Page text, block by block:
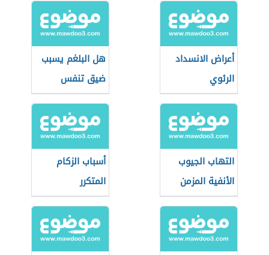
أعراض الانسداد
الرئوي
هل البلغم يسبب
ضيق تنفس
التهاب الجيوب
الأنفية المزمن
أسباب الزكام
المتكرر